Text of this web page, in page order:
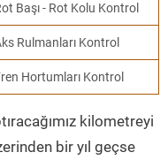
Başı - Rot Kolu Kontrol
Rulmanları Kontrol
Hortumları Kontrol
kilometreyi
bir yıl geçse